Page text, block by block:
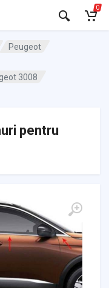
0
Peugeot
3008
pentru